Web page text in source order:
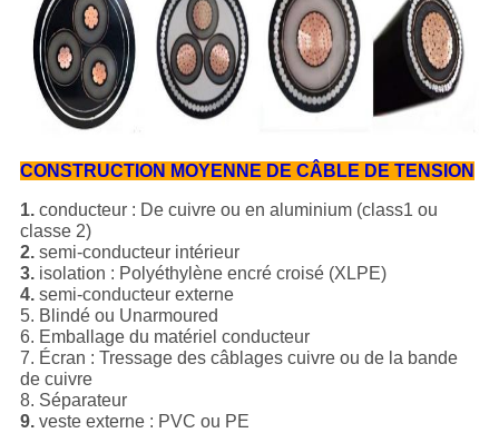
CONSTRUCTION MOYENNE DE CÂBLE DE TENSION
1.conducteur : De cuivre ou en aluminium (class1 ou
classe 2)
2.semi-conducteur intérieur
3.isolation : Polyéthylène encré croisé (XLPE)
4.semi-conducteur externe
5. Blindé ou Unarmoured
6. Emballage du matériel conducteur
7. Écran : Tressage des câblages cuivre ou de la bande
de cuivre
8. Séparateur
9.veste externe : PVC ou PE